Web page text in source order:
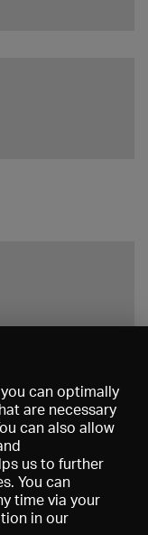
can optimally
are necessary
can also allow
us to further
You can
time via your
in our